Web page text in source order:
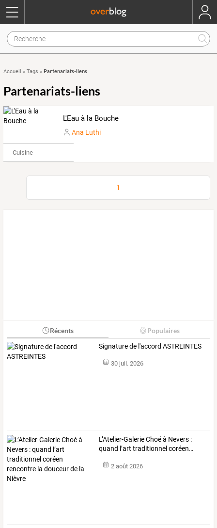
Accueil » Tags » Partenariats-liens
Partenariats-liens
L'Eau à la Bouche
Ana Luthi
Cuisine
1
Récents Populaires
Signature de l'accord ASTREINTES
30 juil. 2026
L’Atelier-GalerieChoéà Nevers :
quand l’art traditionnel coréen…
2 août 2026